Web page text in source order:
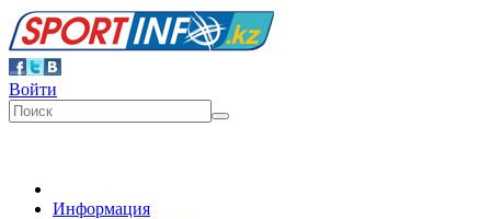
Войти
Информация